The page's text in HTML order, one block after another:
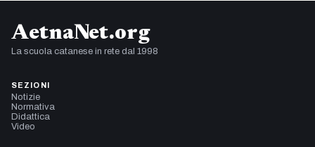
AetnaNet.org
La scuola catanese in rete dal 1998
SEZIONI
Notizie
Normativa
Didattica
Video